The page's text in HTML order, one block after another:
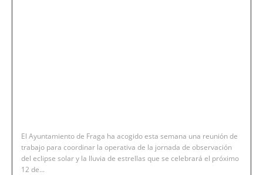
El Ayuntamiento de Fraga ha acogido esta semana una reunión de
trabajo para coordinar la operativa de la jornada de observación
del eclipse solar y la lluvia de estrellas que se celebrará el próximo
12 de...